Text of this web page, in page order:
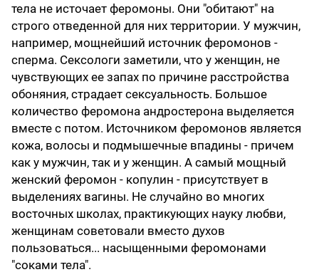
тела не источает феромоны. Они "обитают" на
строго отведенной для них территории. У мужчин,
например, мощнейший источник феромонов -
сперма. Сексологи заметили, что у женщин, не
чувствующих ее запах по причине расстройства
обоняния, страдает сексуальность. Большое
количество феромона андростерона выделяется
вместе с потом. Источником феромонов является
кожа, волосы и подмышечные впадины - причем
как у мужчин, так и у женщин. А самый мощный
женский феромон - копулин - присутствует в
выделениях вагины. Не случайно во многих
восточных школах, практикующих науку любви,
женщинам советовали вместо духов
пользоваться... насыщенными феромонами
"соками тела".